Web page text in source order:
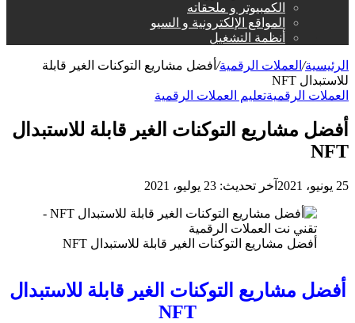
الكمبيوتر و ملحقاته
المواقع الإلكترونية و السيو
أنظمة التشغيل
الرئيسية/ العملات الرقمية/ أفضل مشاريع التوكنات الغير قابلة
للاستبدال NFT
العملات الرقميةتعليم العملات الرقمية
أفضل مشاريع التوكنات الغير قابلة للاستبدال
NFT
25 يونيو، 2021 آخر تحديث: 23 يوليو، 2021
أفضل مشاريع التوكنات الغير قابلة للاستبدال NFT
أفضل مشاريع التوكنات الغير قابلة للاستبدال
NFT